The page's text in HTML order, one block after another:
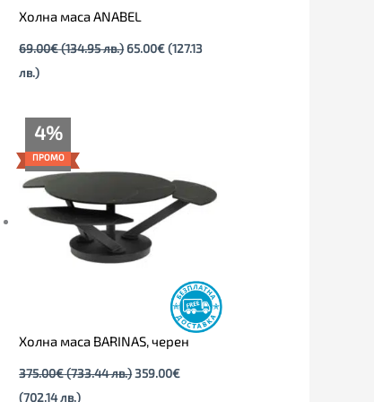
Холна маса ANABEL
69.00€(134.95 лв.) 65.00€ (127.13
лв.)
4%
ПРОМО
Холна маса BARINAS, черен
375.00€(733.44 лв.)
375.00€
(733.44
лв.).
359.00€
(702.14 лв.)
359.00€
лв.).